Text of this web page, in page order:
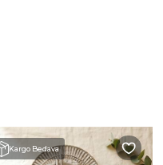
Kargo Bedava